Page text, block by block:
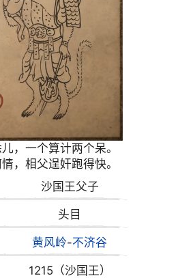
，一个算计两个呆。
，相父逞奸跑得快。
沙国王父子
头目
黄风岭-不济谷
1215（沙国王）